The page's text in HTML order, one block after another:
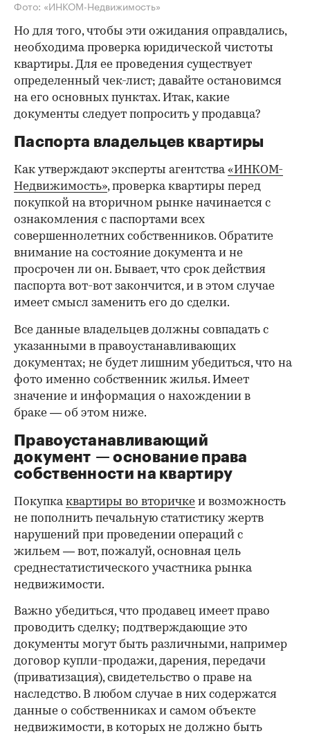
Фото: «ИНКОМ-Недвижимость»
Но для того, чтобы эти ожидания оправдались,
необходима проверка юридической чистоты
квартиры. Для ее проведения существует
определенный чек-лист; давайте остановимся
на его основных пунктах. Итак, какие
документы следует попросить у продавца?
Паспорта владельцев квартиры
Как утверждают эксперты агентства«ИНКОМ-
Недвижимость», проверка квартиры перед
покупкой на вторичном рынке начинается с
ознакомления с паспортами всех
совершеннолетних собственников. Обратите
внимание на состояние документа и не
просрочен ли он. Бывает, что срок действия
паспорта вот-вот закончится, и в этом случае
имеет смысл заменить его до сделки.
00:00 / 00:00
Все данные владельцев должны совпадать с
указанными в правоустанавливающих
документах; не будет лишним убедиться, что на
фото именно собственник жилья. Имеет
значение и информация о нахождении в
браке — об этом ниже.
Правоустанавливающий
документ — основание права
собственности на квартиру
Покупкаквартиры во вторичке и возможность
не пополнить печальную статистику жертв
нарушений при проведении операций с
жильем — вот, пожалуй, основная цель
среднестатистического участника рынка
недвижимости.
Важно убедиться, что продавец имеет право
проводить сделку; подтверждающие это
документы могут быть различными, например
договор купли-продажи, дарения, передачи
(приватизация), свидетельство о праве на
наследство. В любом случае в них содержатся
данные о собственниках и самом объекте
недвижимости, в которых не должно быть